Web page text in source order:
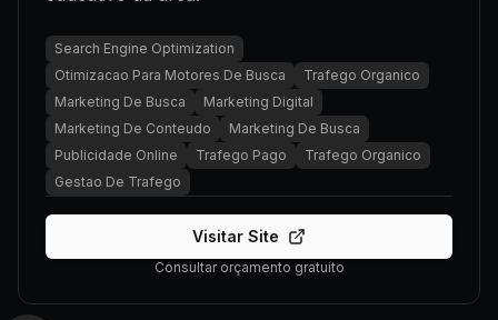
Search Engine Optimization
Otimizacao Para Motores De Busca
Trafego Organico
Marketing De Busca
Marketing Digital
Marketing De Conteudo
Marketing De Busca
Publicidade Online
Trafego Pago
Trafego Organico
Gestao De Trafego
Visitar Site
Consultar orçamento gratuito